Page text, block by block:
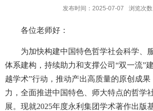
发布时间：2025-07-07 浏览次数
各位老师好：
为加快构建中国特色哲学社会科学、
体系建构，持续助力和支撑公司“双一流”
越学术”行动，推动产出高质量的原创成
力，全面推进中国特色、师大特点的哲学
展。现就2025年度永利集团学术著作出版